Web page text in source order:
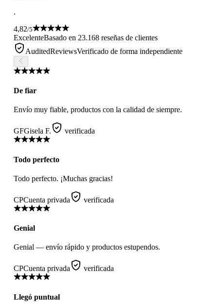
.
4,82/5
ExcelenteBasado en 23.168 reseñas de clientes
AuditedReviewsVerificado de forma independiente
De fiar
Envío muy fiable, productos con la calidad de siempre.
GFGisela F. verificada
Todo perfecto
Todo perfecto. ¡Muchas gracias!
CPCuenta privada verificada
Genial
Genial — envío rápido y productos estupendos.
CPCuenta privada verificada
Llegó puntual